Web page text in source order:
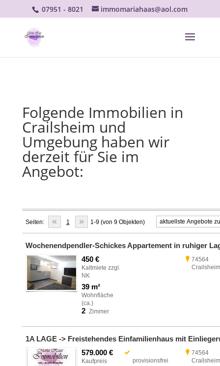
07951 - 8021 immomariahaas@aol.com
Folgende Immobilien in
Crailsheim und
Umgebung haben wir
derzeit für Sie im
Angebot:
Seiten: « 1 » 1-9 (von 9 Objekten)
450 €
Kaltmiete zzgl.
NK
39 m²
Wohnfläche
(ca.)
2 Zimmer
74564
Crailsheim
579.000 €
Kaufpreis
provisionsfrei
74564
Crailsheim